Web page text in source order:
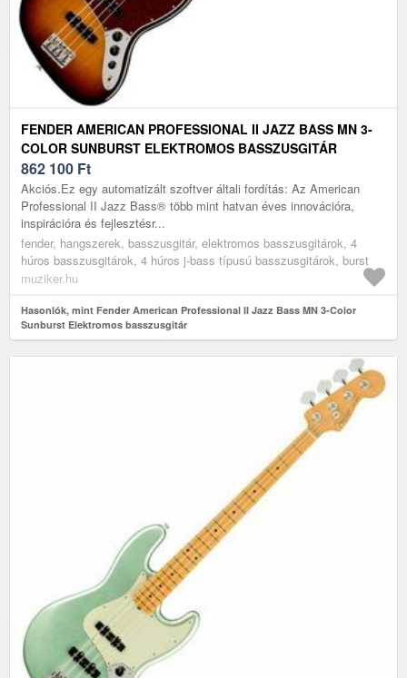
FENDER AMERICAN PROFESSIONAL II JAZZ BASS MN 3-
COLOR SUNBURST ELEKTROMOS BASSZUSGITÁR
862 100 Ft
Akciós.Ez egy automatizált szoftver általi fordítás: Az American
Professional II Jazz Bass® több mint hatvan éves innovációra,
inspirációra és fejlesztésr...
fender, hangszerek, basszusgitár, elektromos basszusgitárok, 4
húros basszusgitárok, 4 húros j-bass típusú basszusgitárok, burst
muziker.hu
Hasonlók, mint Fender American Professional II Jazz Bass MN 3-Color
Sunburst Elektromos basszusgitár